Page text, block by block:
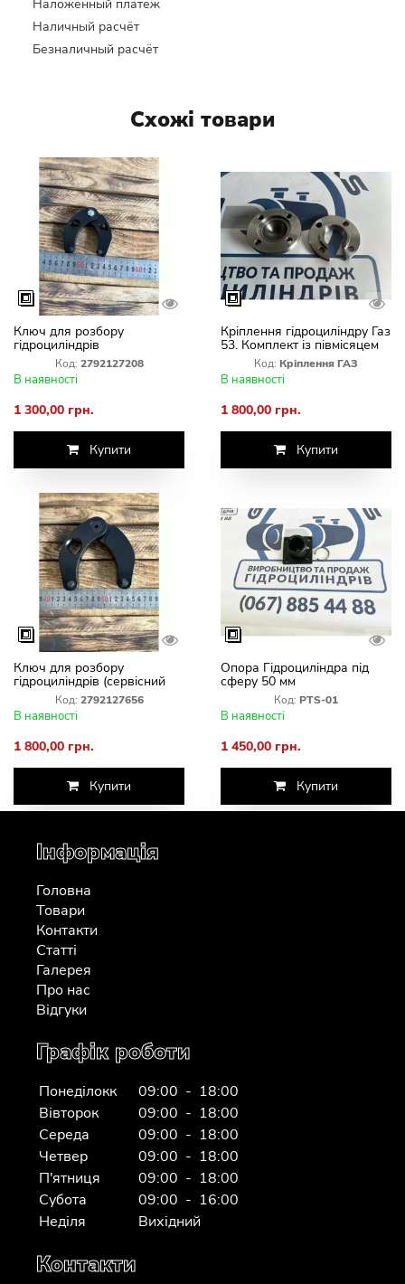
Наложенный платеж
Наличный расчёт
Безналичный расчёт
Схожі товари
Ключ для розбору
гідроциліндрів
Код: 2792127208
В наявності
1 300,00 грн.
Купити
Кріплення гідроциліндру Газ
53. Комплект із півмісяцем
гідроциліндру ГАЗ-53
Код: Кріплення ГАЗ
В наявності
1 800,00 грн.
Купити
Ключ для розбору
гідроциліндрів (сервісний
інструмент Gidravliks)
Код: 2792127656
В наявності
1 800,00 грн.
Купити
Опора Гідроциліндра під
сферу 50 мм
Код: PTS-01
В наявності
1 450,00 грн.
Купити
Інформація
Головна
Товари
Контакти
Статті
Галерея
Про нас
Відгуки
Графік роботи
Понеділокк
09:00 - 18:00
Вівторок
09:00 - 18:00
Середа
09:00 - 18:00
Четвер
09:00 - 18:00
П'ятниця
09:00 - 18:00
Субота
09:00 - 16:00
Неділя
Вихідний
Контакти